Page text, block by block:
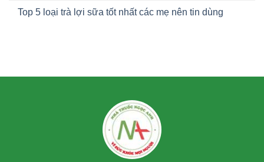
Top 5 loại trà lợi sữa tốt nhất các mẹ nên tin dùng